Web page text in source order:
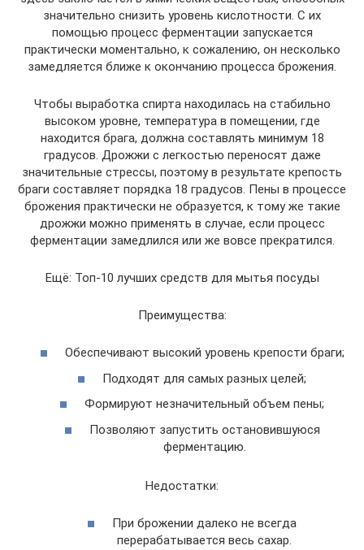
значительно снизить уровень кислотности. С их
помощью процесс ферментации запускается
практически моментально, к сожалению, он несколько
замедляется ближе к окончанию процесса брожения.
Чтобы выработка спирта находилась на стабильно
высоком уровне, температура в помещении, где
находится брага, должна составлять минимум 18
градусов. Дрожжи с легкостью переносят даже
значительные стрессы, поэтому в результате крепость
браги составляет порядка 18 градусов. Пены в процессе
брожения практически не образуется, к тому же такие
дрожжи можно применять в случае, если процесс
ферментации замедлился или же вовсе прекратился.
Ещё: Топ-10 лучших средств для мытья посуды
Преимущества:
Обеспечивают высокий уровень крепости браги;
Подходят для самых разных целей;
Формируют незначительный объем пены;
Позволяют запустить остановившуюся
ферментацию.
Недостатки:
При брожении далеко не всегда
перерабатывается весь сахар.